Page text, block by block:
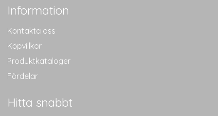
Information
Kontakta oss
Köpvillkor
Produktkataloger
Fördelar
Hitta snabbt